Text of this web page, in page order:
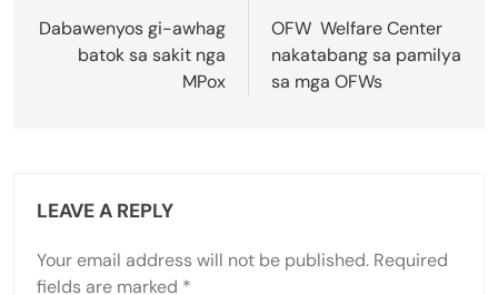
navigation
Dabawenyos gi-awhag
batok sa sakit nga
MPox
OFW Welfare Center
nakatabang sa pamilya
sa mga OFWs
LEAVE A REPLY
Your email address will not be published. Required
fields are marked *